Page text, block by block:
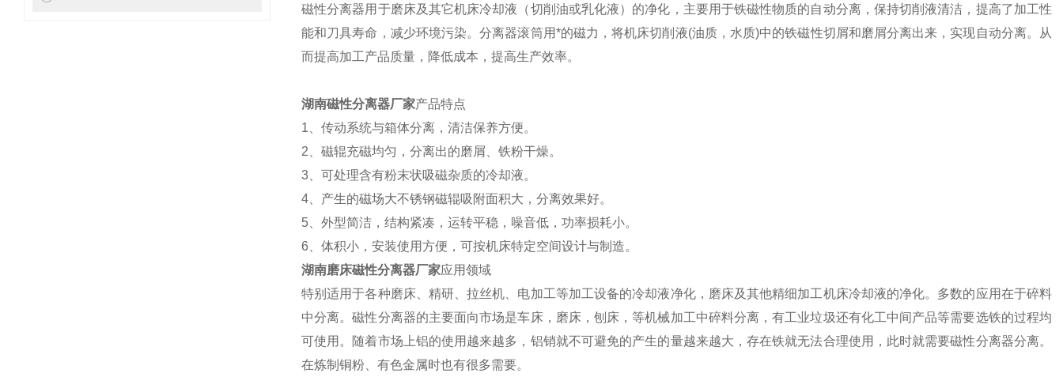
磁性分离器用于磨床及其它机床冷却液（切削油或乳化液）的净化，主要用于铁磁性物质的自动分离，保持切削液清洁，提高了加工性
能和刀具寿命，减少环境污染。分离器滚筒用*的磁力，将机床切削液(油质，水质)中的铁磁性切屑和磨屑分离出来，实现自动分离。从
而提高加工产品质量，降低成本，提高生产效率。
湖南磁性分离器厂家产品特点
1、传动系统与箱体分离，清洁保养方便。
2、磁辊充磁均匀，分离出的磨屑、铁粉干燥。
3、可处理含有粉末状吸磁杂质的冷却液。
4、产生的磁场大不锈钢磁辊吸附面积大，分离效果好。
5、外型简洁，结构紧凑，运转平稳，噪音低，功率损耗小。
6、体积小，安装使用方便，可按机床特定空间设计与制造。
湖南磨床磁性分离器厂家应用领域
特别适用于各种磨床、精研、拉丝机、电加工等加工设备的冷却液净化，磨床及其他精细加工机床冷却液的净化。多数的应用在于碎料
中分离。磁性分离器的主要面向市场是车床，磨床，刨床，等机械加工中碎料分离，有工业垃圾还有化工中间产品等需要选铁的过程均
可使用。随着市场上铝的使用越来越多，铝销就不可避免的产生的量越来越大，存在铁就无法合理使用，此时就需要磁性分离器分离。
在炼制铜粉、有色金属时也有很多需要。